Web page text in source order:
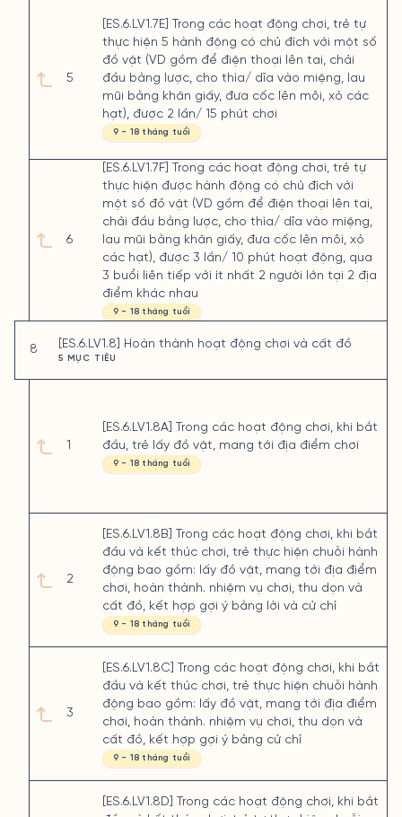
5
6
[ES.6.LV1.7E] Trong các hoạt động chơi, trẻ tự
thực hiện 5 hành động có chủ đích với một số
đồ vật (VD gồm để điện thoại lên tai, chải
đầu bằng lược, cho thìa/ dĩa vào miệng, lau
mũi bằng khăn giấy, đưa cốc lên môi, xỏ các
hạt), được 2 lần/ 15 phút chơi
9 - 18 tháng tuổi
[ES.6.LV1.7F] Trong các hoạt động chơi, trẻ tự
thực hiện được hành động có chủ đích với
một số đồ vật (VD gồm để điện thoại lên tai,
chải đầu bằng lược, cho thìa/ dĩa vào miệng,
lau mũi bằng khăn giấy, đưa cốc lên môi, xỏ
các hạt), được 3 lần/ 10 phút hoạt động, qua
3 buổi liên tiếp với ít nhất 2 người lớn tại 2 địa
điểm khác nhau
9 - 18 tháng tuổi
8 [ES.6.LV1.8] Hoàn thành hoạt động chơi và cất đồ
5 MỤC TIÊU
1
2
3
[ES.6.LV1.8A] Trong các hoạt động chơi, khi bắt
đầu, trẻ lấy đồ vật, mang tới địa điểm chơi
9 - 18 tháng tuổi
[ES.6.LV1.8B] Trong các hoạt động chơi, khi bắt
đầu và kết thúc chơi, trẻ thực hiện chuỗi hành
động bao gồm: lấy đồ vật, mang tới địa điểm
chơi, hoàn thành. nhiệm vụ chơi, thu dọn và
cất đồ, kết hợp gợi ý bằng lời và cử chỉ
9 - 18 tháng tuổi
[ES.6.LV1.8C] Trong các hoạt động chơi, khi bắt
đầu và kết thúc chơi, trẻ thực hiện chuỗi hành
động bao gồm: lấy đồ vật, mang tới địa điểm
chơi, hoàn thành. nhiệm vụ chơi, thu dọn và
cất đồ, kết hợp gợi ý bằng cử chỉ
9 - 18 tháng tuổi
[ES.6.LV1.8D] Trong các hoạt động chơi, khi bắt